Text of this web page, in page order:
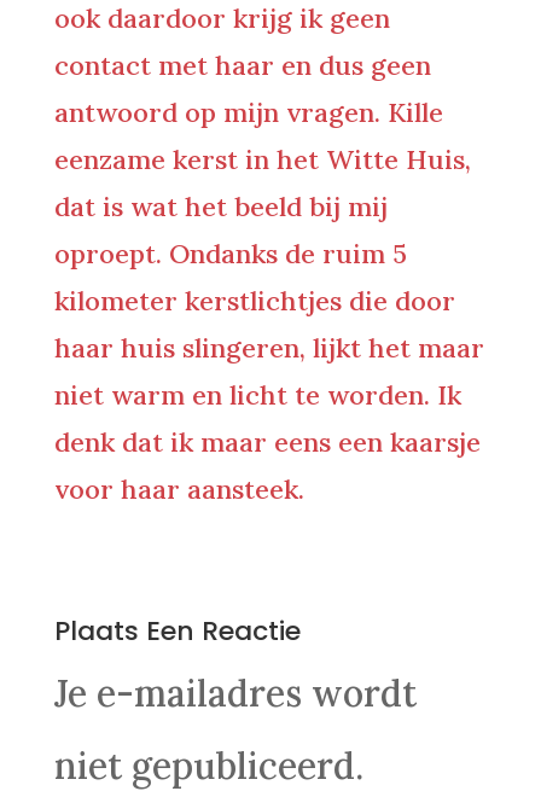
ook daardoor krijg ik geen
contact met haar en dus geen
antwoord op mijn vragen. Kille
eenzame kerst in het Witte Huis,
dat is wat het beeld bij mij
oproept. Ondanks de ruim 5
kilometer kerstlichtjes die door
haar huis slingeren, lijkt het maar
niet warm en licht te worden. Ik
denk dat ik maar eens een kaarsje
voor haar aansteek.
Plaats Een Reactie
Je e-mailadres wordt
niet gepubliceerd.